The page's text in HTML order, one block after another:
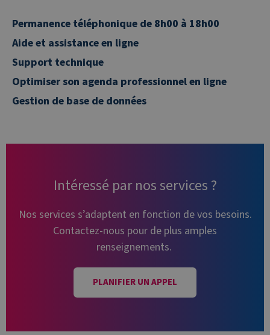
Permanence téléphonique de 8h00 à 18h00
Aide et assistance en ligne
Support technique
Optimiser son agenda professionnel en ligne
Gestion de base de données
Intéressé par nos services ?
Nos services s’adaptent en fonction de vos besoins.
Contactez-nous pour de plus amples
renseignements.
PLANIFIER UN APPEL